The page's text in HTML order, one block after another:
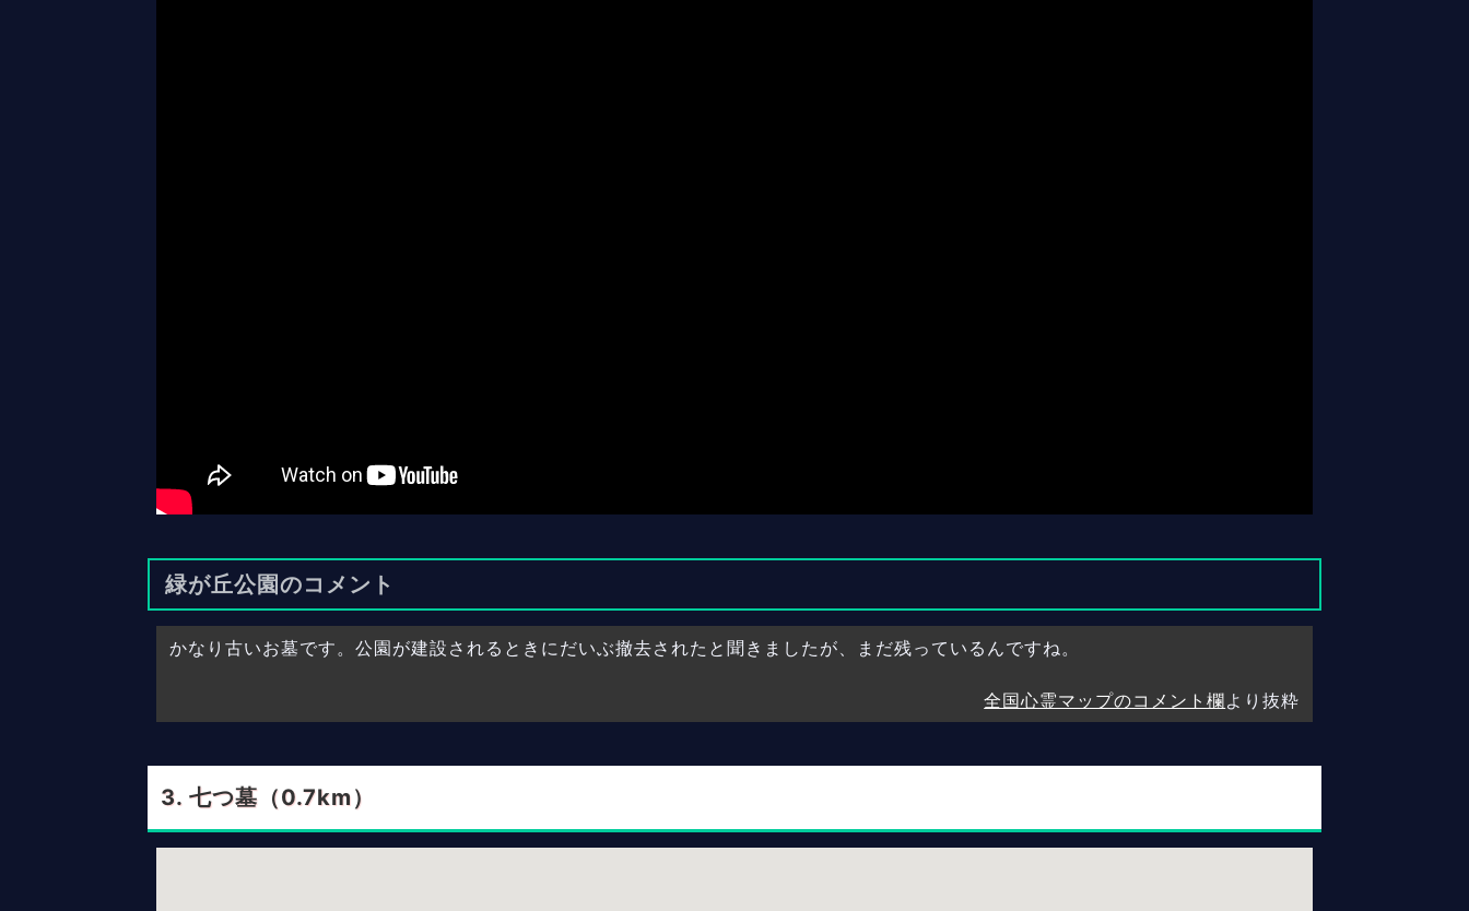
緑が丘公園のコメント
かなり古いお墓です。公園が建設されるときにだいぶ撤去されたと聞きましたが、まだ残っているんですね。
全国心霊マップのコメント欄より抜粋
七つ墓（0.7km）